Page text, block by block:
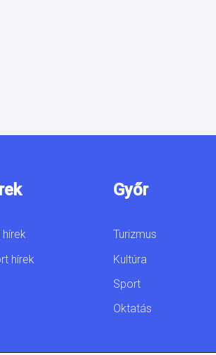
hírek
hírek
Győr
Turizmus
Kultúra
Sport
Oktatás